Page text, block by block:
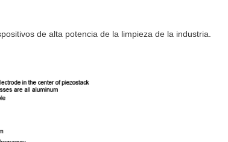
de alta potencia de la limpieza de la industria.